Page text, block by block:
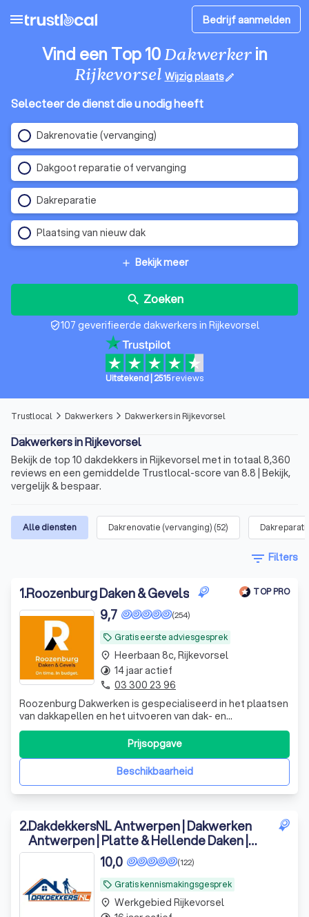
menu Bedrijf aanmelden
Vind een Top 10Dakwerkerin
Rijkevorsel Wijzig plaatsedit
Selecteer de dienst die u nodig heeft
Dakrenovatie (vervanging)
Dakgoot reparatie of vervanging
Dakreparatie
Plaatsing van nieuw dak
add Bekijk meer
search Zoeken
verified_user107 geverifieerde dakwerkers in Rijkevorsel
Uitstekend 2515reviews
Trustlocal arrow_forward_ios Dakwerkers arrow_forward_ios Dakwerkers in Rijkevorsel
Dakwerkers in Rijkevorsel
Bekijk de top 10 dakdekkers in Rijkevorsel met in totaal 8,360
reviews en een gemiddelde Trustlocal-score van 8.8 | Bekijk,
vergelijk & bespaar.
Alle diensten Dakrenovatie (vervanging) (52)
filter_list Filters
1.Roozenburg Daken & Gevels TOP PRO
local_offer Gratis eerste adviesgesprek
(254)
9,7
Roozenburg Dakwerken is gespecialiseerd in het plaatsen
van dakkapellen en het uitvoeren van dak- en
gevelrenovaties. We voelen ons thuis op zowel hellende
Beschikbaarheid
Prijsopgave
place Heerbaan 8c, Rijkevorsel
timelapse 14 jaar actief
phone 03 300 23 96
2.DakdekkersNL Antwerpen | Dakwerken
Antwerpen | Platte & Hellende Daken |
Daklekkage Spoed
local_offer Gratis kennismakingsgesprek
(122)
10,0
place Werkgebied Rijkevorsel